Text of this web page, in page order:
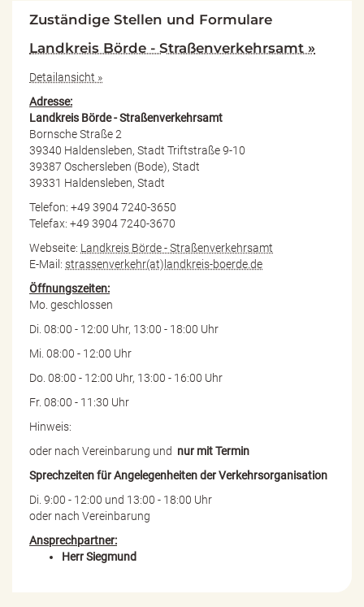
Zuständige Stellen und Formulare
Landkreis Börde - Straßenverkehrsamt »
Detailansicht »
Adresse:
Landkreis Börde - Straßenverkehrsamt
Bornsche Straße 2
39340 Haldensleben, Stadt Triftstraße 9-10
39387 Oschersleben (Bode), Stadt
39331 Haldensleben, Stadt
Telefon: +49 3904 7240-3650
Telefax: +49 3904 7240-3670
Webseite: Landkreis Börde - Straßenverkehrsamt
E-Mail: strassenverkehr(at)landkreis-boerde.de
Öffnungszeiten:
Mo. geschlossen
Di. 08:00 - 12:00 Uhr, 13:00 - 18:00 Uhr
Mi. 08:00 - 12:00 Uhr
Do. 08:00 - 12:00 Uhr, 13:00 - 16:00 Uhr
Fr. 08:00 - 11:30 Uhr
Hinweis:
oder nach Vereinbarung und nur mit Termin
Sprechzeiten für Angelegenheiten der Verkehrsorganisation
Di. 9:00 - 12:00 und 13:00 - 18:00 Uhr
oder nach Vereinbarung
Ansprechpartner:
Herr Siegmund